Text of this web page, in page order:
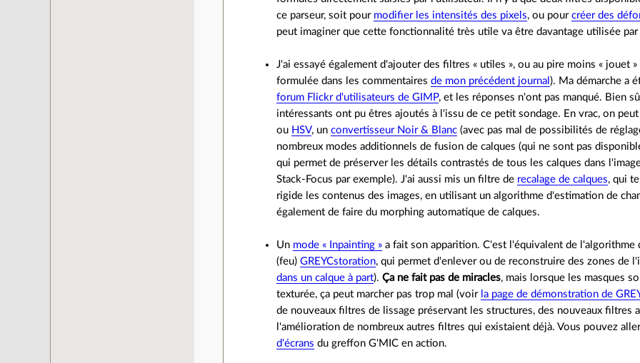
ce parseur, soit pour modifier les intensités des pixels, ou pourcréer des
peut imaginer que cette fonctionnalité très utile va être davantage utilisée
J'ai essayé également d'ajouter des filtres « utiles », ou au pire moins « jouet
formulée dans les commentairesde mon précédent journal). Ma démarche a
forum Flickr d'utilisateurs de GIMP, et les réponses n'ont pas manqué. Bien
intéressants ont pu êtres ajoutés à l'issu de ce petit sondage. En vrac, on
ou HSV, unconvertisseur Noir & Blanc (avec pas mal de possibilités de
nombreux modes additionnels de fusion de calques (qui ne sont pas
qui permet de préserver les détails contrastés de tous les calques dans
Stack-Focus par exemple). J'ai aussi mis un filtre de recalage de calques, qui
rigide les contenus des images, en utilisant un algorithme d'estimation de
également de faire du morphing automatique de calques.
Un mode « Inpainting » a fait son apparition. C'est l'équivalent de l'algorithme
(feu)GREYCstoration, qui permet d'enlever ou de reconstruire des zones de
dans un calque à part).Ça ne fait pas de miracles, mais lorsque les masques
texturée, ça peut marcher pas trop mal (voir la page de démonstration de
de nouveaux filtres de lissage préservant les structures, des nouveaux filtres
l'amélioration de nombreux autres filtres qui existaient déjà. Vous pouvez
d'écrans du greffon G'MIC en action.